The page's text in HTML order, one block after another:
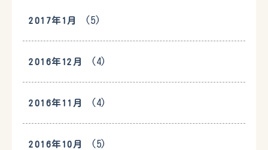
2017年1月 (5)
2016年12月 (4)
2016年11月 (4)
2016年10月 (5)